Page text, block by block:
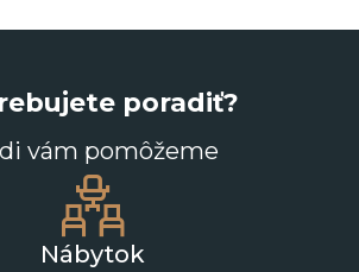
poradiť?
vám pomôžeme
Nábytok